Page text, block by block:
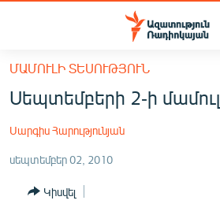
Մատչելիության
հիմնական
բովանդակությանը
հիմնական
մենյուին
ՀԱՅԱՍՏԱՆ
ՔԱՂԱՔԱԿԱՆ
ԸՆՏՐՈՒԹՅՈՒՆՆԵՐ 2026
ԻՐԱՎՈՒՆՔ
ՄԱՄՈՒԼԻ ՏԵՍՈՒԹՅՈՒՆ
Սեպտեմբերի 2-ի մամուլ
Սարգիս Հարությունյան
սեպտեմբեր 02, 2010
Կիսվել